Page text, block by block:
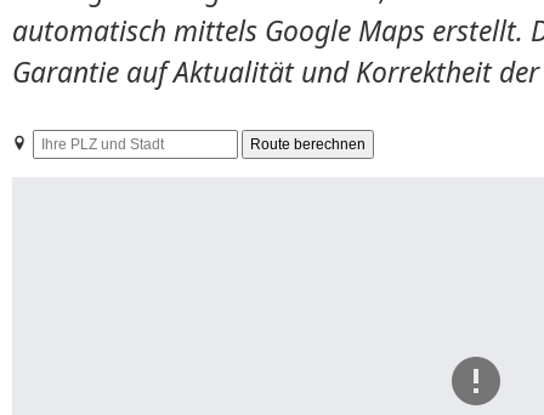
automatisch mittels Google Maps erstellt.
Garantie auf Aktualität und Korrektheit
Ihre
PLZ